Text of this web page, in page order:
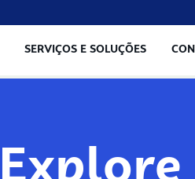
SERVIÇOS E SOLUÇÕES
Explore